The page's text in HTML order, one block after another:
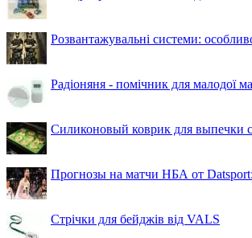
Розвантажувальні системи:
Радіоняня - помічник для малодої
Силиконовый коврик для выпечки
Прогнозы на матчи НБА от
Стрічки для бейджів від VALS